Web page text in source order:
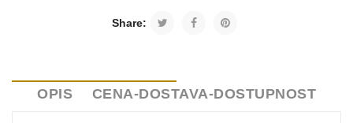
Share:
OPIS CENA-DOSTAVA-DOSTUPNOST